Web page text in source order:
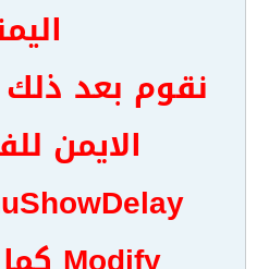
نقوم بعد ذلك
الايمن